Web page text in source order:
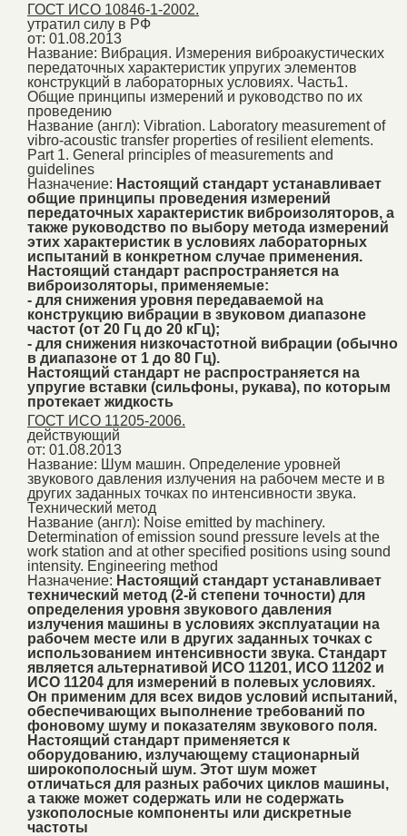
ГОСТ ИСО 10846-1-2002.
утратил силу в РФ
от: 01.08.2013
Название: Вибрация. Измерения виброакустических
передаточных характеристик упругих элементов
конструкций в лабораторных условиях. Часть1.
Общие принципы измерений и руководство по их
проведению
Название (англ): Vibration. Laboratory measurement of
vibro-acoustic transfer properties of resilient elements.
Part 1. General principles of measurements and
guidelines
Назначение: Настоящий стандарт устанавливает
общие принципы проведения измерений
передаточных характеристик виброизоляторов, а
также руководство по выбору метода измерений
этих характеристик в условиях лабораторных
испытаний в конкретном случае применения.
Настоящий стандарт распространяется на
виброизоляторы, применяемые:
- для снижения уровня передаваемой на
конструкцию вибрации в звуковом диапазоне
частот (от 20 Гц до 20 кГц);
- для снижения низкочастотной вибрации (обычно
в диапазоне от 1 до 80 Гц).
Настоящий стандарт не распространяется на
упругие вставки (сильфоны, рукава), по которым
протекает жидкость
ГОСТ ИСО 11205-2006.
действующий
от: 01.08.2013
Название: Шум машин. Определение уровней
звукового давления излучения на рабочем месте и в
других заданных точках по интенсивности звука.
Технический метод
Название (англ): Noise emitted by machinery.
Determination of emission sound pressure levels at the
work station and at other specified positions using sound
intensity. Engineering method
Назначение: Настоящий стандарт устанавливает
технический метод (2-й степени точности) для
определения уровня звукового давления
излучения машины в условиях эксплуатации на
рабочем месте или в других заданных точках с
использованием интенсивности звука. Стандарт
является альтернативой ИСО 11201, ИСО 11202 и
ИСО 11204 для измерений в полевых условиях.
Он применим для всех видов условий испытаний,
обеспечивающих выполнение требований по
фоновому шуму и показателям звукового поля.
Настоящий стандарт применяется к
оборудованию, излучающему стационарный
широкополосный шум. Этот шум может
отличаться для разных рабочих циклов машины,
а также может содержать или не содержать
узкополосные компоненты или дискретные
частоты